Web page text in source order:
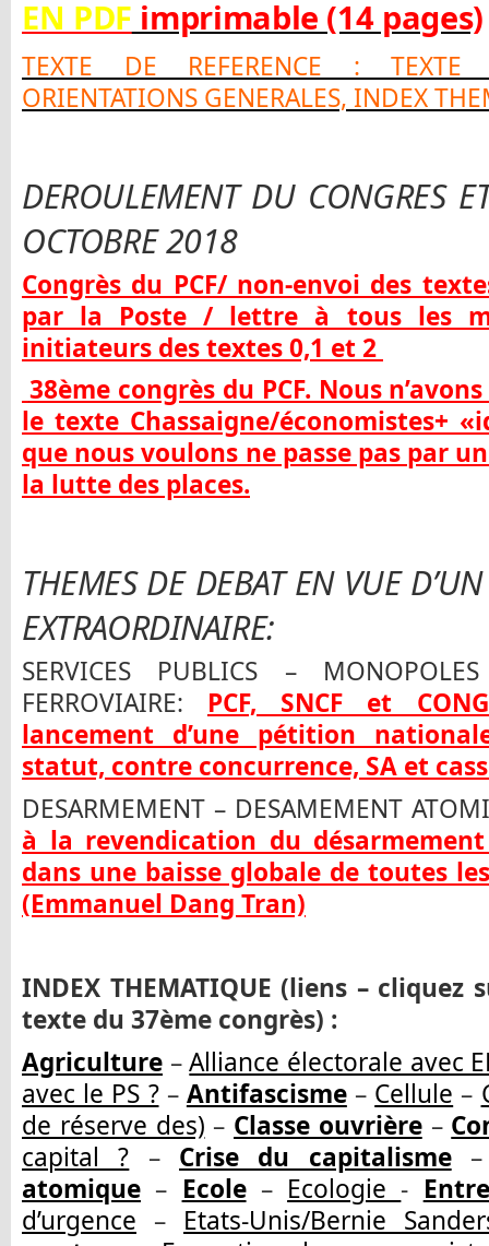
EN PDF imprimable (14 pages)
TEXTE DE REFERENCE :
ORIENTATIONS GENERALES, INDEX
DEROULEMENT DU CONGRES
OCTOBRE 2018
Congrès du PCF/ non-envoi des
par la Poste / lettre à tous les
initiateurs des textes 0,1 et 2
38ème congrès du PCF. Nous
le texte Chassaigne/économistes+
que nous voulons ne passe pas par
la lutte des places.
THEMES DE DEBAT EN VUE
EXTRAORDINAIRE:
SERVICES PUBLICS –
FERROVIAIRE: PCF, SNCF et
lancement d’une pétition
statut, contre concurrence, SA et
DESARMEMENT – DESAMEMENT
à la revendication du
dans une baisse globale de toutes
(Emmanuel Dang Tran)
INDEX THEMATIQUE (liens –
texte du 37ème congrès) :
Agriculture –Alliance électorale avec
avec le PS ?– Antifascisme– Cellule –
de réserve des) – Classe ouvrière–
capital ? – Crise du capitalisme
atomique – Ecole– Ecologie -
d’urgence – Etats-Unis/Bernie